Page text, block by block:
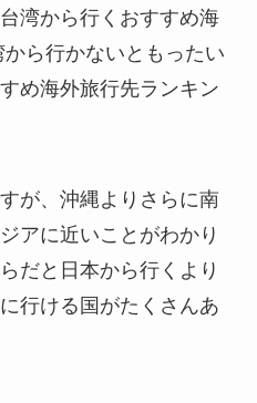
湾から行くおすすめ海
ら行かないともったい
め海外旅行先ランキン
が、沖縄よりさらに南
アに近いことがわかり
だと日本から行くより
行ける国がたくさんあ